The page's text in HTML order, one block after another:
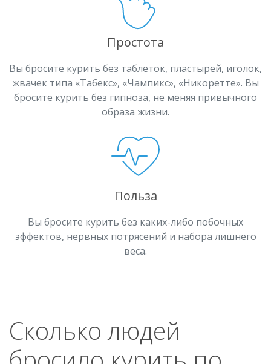
Простота
Вы бросите курить без таблеток, пластырей, иголок,
жвачек типа «Табекс», «Чампикс», «Никоретте». Вы
бросите курить без гипноза, не меняя привычного
образа жизни.
Польза
Вы бросите курить без каких-либо побочных
эффектов, нервных потрясений и набора лишнего
веса.
Сколько людей